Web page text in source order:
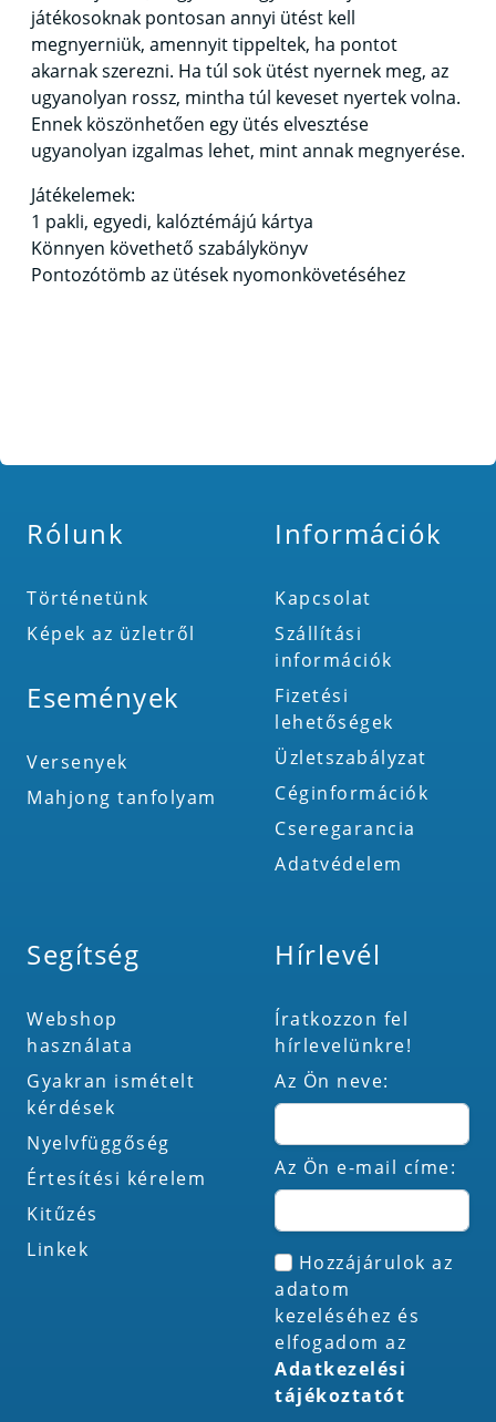
játékosoknak pontosan annyi ütést kell
megnyerniük, amennyit tippeltek, ha pontot
akarnak szerezni. Ha túl sok ütést nyernek meg, az
ugyanolyan rossz, mintha túl keveset nyertek volna.
Ennek köszönhetően egy ütés elvesztése
ugyanolyan izgalmas lehet, mint annak megnyerése.
Játékelemek:
1 pakli, egyedi, kalóztémájú kártya
Könnyen követhető szabálykönyv
Pontozótömb az ütések nyomonkövetéséhez
Rólunk
Történetünk
Képek az üzletről
Események
Versenyek
Mahjong tanfolyam
Információk
Kapcsolat
Szállítási
információk
Fizetési
lehetőségek
Üzletszabályzat
Céginformációk
Cseregarancia
Adatvédelem
Segítség
Webshop
használata
Gyakran ismételt
kérdések
Nyelvfüggőség
Értesítési kérelem
Kitűzés
Linkek
Hírlevél
Íratkozzon fel
hírlevelünkre!
Az Ön neve:
Az Ön e-mail címe:
Hozzájárulok az
adatom
kezeléséhez és
elfogadom az
Adatkezelési
tájékoztatót